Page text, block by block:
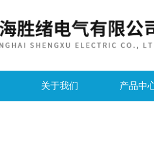
关于我们 产品中